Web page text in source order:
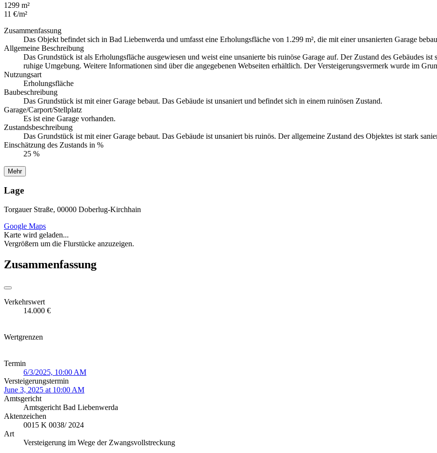
1299 m²
11 €/m²
Zusammenfassung
Das Objekt befindet sich in Bad Liebenwerda und umfasst eine Erholungsfläche von 1.299 m², die mit einer unsanierten Garage
Allgemeine Beschreibung
Das Grundstück ist als Erholungsfläche ausgewiesen und weist eine unsanierte bis ruinöse Garage auf. Der Zustand des Gebäudes
ruhige Umgebung. Weitere Informationen sind über die angegebenen Webseiten erhältlich. Der Versteigerungsvermerk wurde im
Nutzungsart
Erholungsfläche
Baubeschreibung
Das Grundstück ist mit einer Garage bebaut. Das Gebäude ist unsaniert und befindet sich in einem ruinösen Zustand.
Garage/Carport/Stellplatz
Es ist eine Garage vorhanden.
Zustandsbeschreibung
Das Grundstück ist mit einer Garage bebaut. Das Gebäude ist unsaniert bis ruinös. Der allgemeine Zustand des Objektes ist stark
Einschätzung des Zustands in %
25 %
Mehr
Lage
Torgauer Straße, 00000 Doberlug-Kirchhain
Google Maps
Karte wird geladen...
Vergrößern um die Flurstücke anzuzeigen.
Zusammenfassung
Verkehrswert
14.000 €
Wertgrenzen
Termin
6/3/2025, 10:00 AM
Versteigerungstermin
June 3, 2025 at 10:00 AM
Amtsgericht
Amtsgericht Bad Liebenwerda
Aktenzeichen
0015 K 0038/ 2024
Art
Versteigerung im Wege der Zwangsvollstreckung